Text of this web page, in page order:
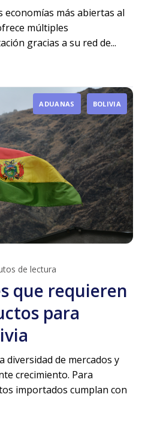
economías más abiertas al
múltiples
gracias a su red de...
ADUANAS BOLIVIA
de lectura
que requieren
para
diversidad de mercados y
crecimiento. Para
importados cumplan con